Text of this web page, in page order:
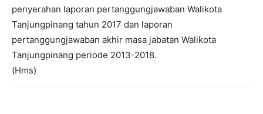
penyerahan laporan pertanggungjawaban Walikota
Tanjungpinang tahun 2017 dan laporan
pertanggungjawaban akhir masa jabatan Walikota
Tanjungpinang periode 2013-2018.
(Hms)